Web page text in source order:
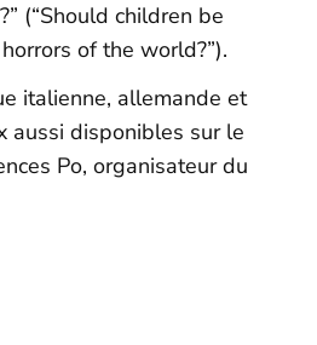
(“Should children be
of the world?”).
italienne, allemande et
aussi disponibles sur le
Po, organisateur du